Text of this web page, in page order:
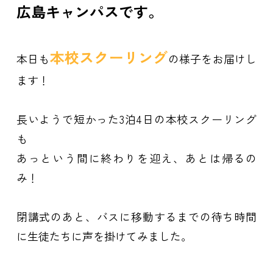
広島キャンパスです。
本日も本校スクー リ ングの様子をお届けし
ます！
長いようで短かった3泊4日の本校スクーリング
も
あっという間に終わりを迎え、あとは帰るの
み！
閉講式のあと、バスに移動するまでの待ち時間
に生徒たちに声を掛けてみました。